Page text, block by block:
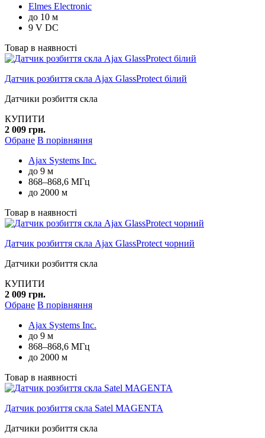
Elmes Electronic
до 10 м
9 V DC
Товар в наявності
Датчик розбиття скла Ajax GlassProtect білий
Датчики розбиття скла
КУПИТИ
2 009 грн.
Обране В порівняння
Ajax Systems Inc.
до 9 м
868–868,6 МГц
до 2000 м
Товар в наявності
Датчик розбиття скла Ajax GlassProtect чорний
Датчики розбиття скла
КУПИТИ
2 009 грн.
Обране В порівняння
Ajax Systems Inc.
до 9 м
868–868,6 МГц
до 2000 м
Товар в наявності
Датчик розбиття скла Satel MAGENTA
Датчики розбиття скла